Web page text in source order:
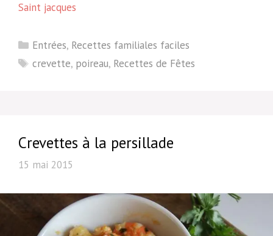
Saint jacques
Catégories
Entrées, Recettes familiales faciles
Étiquettes
crevette, poireau, Recettes de Fêtes
Crevettes à la persillade
15 mai 2015